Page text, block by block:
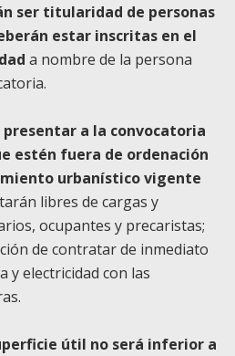
ser titularidad de personas
estar inscritas en el
a nombre de la persona
presentar a la convocatoria
estén fuera de ordenación
urbanístico vigente
libres de cargas y
ocupantes y precaristas;
de contratar de inmediato
y electricidad con las
útil no será inferior a